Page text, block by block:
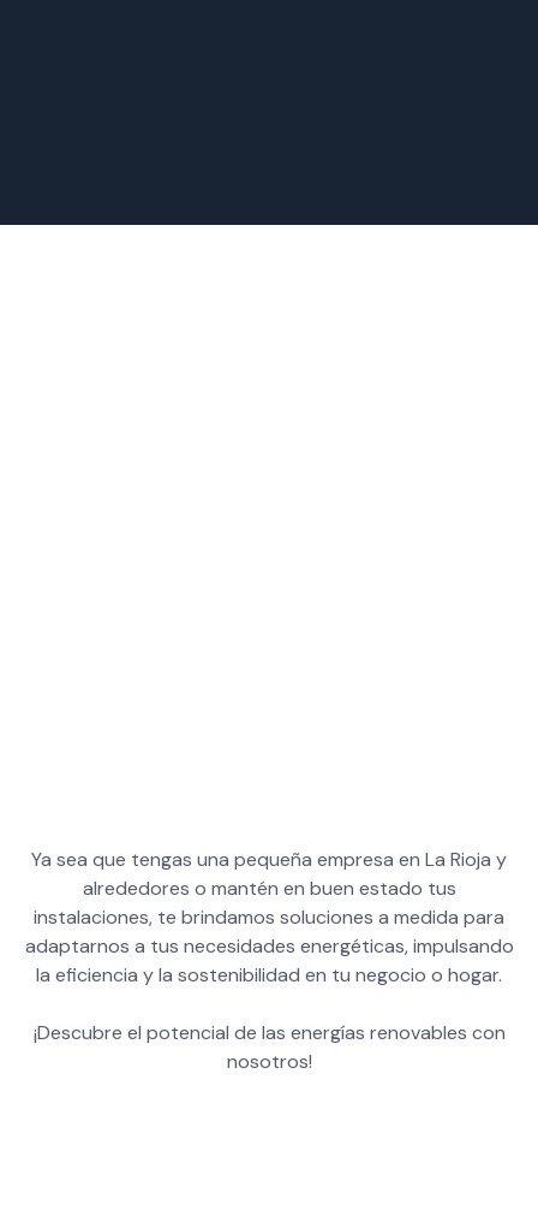
Ya sea que tengas una pequeña empresa en La Rioja y
alrededores o mantén en buen estado tus
instalaciones, te brindamos soluciones a medida para
adaptarnos a tus necesidades energéticas, impulsando
la eficiencia y la sostenibilidad en tu negocio o hogar.
¡Descubre el potencial de las energías renovables con
nosotros!